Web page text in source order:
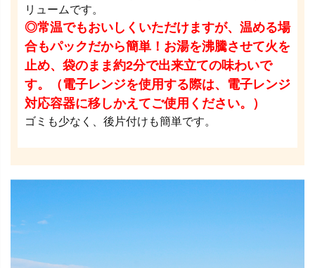
リュームです。
◎常温でもおいしくいただけますが、温める場
合もパックだから簡単！お湯を沸騰させて火を
止め、袋のまま約2分で出来立ての味わいで
す。（電子レンジを使用する際は、電子レンジ
対応容器に移しかえてご使用ください。）
ゴミも少なく、後片付けも簡単です。